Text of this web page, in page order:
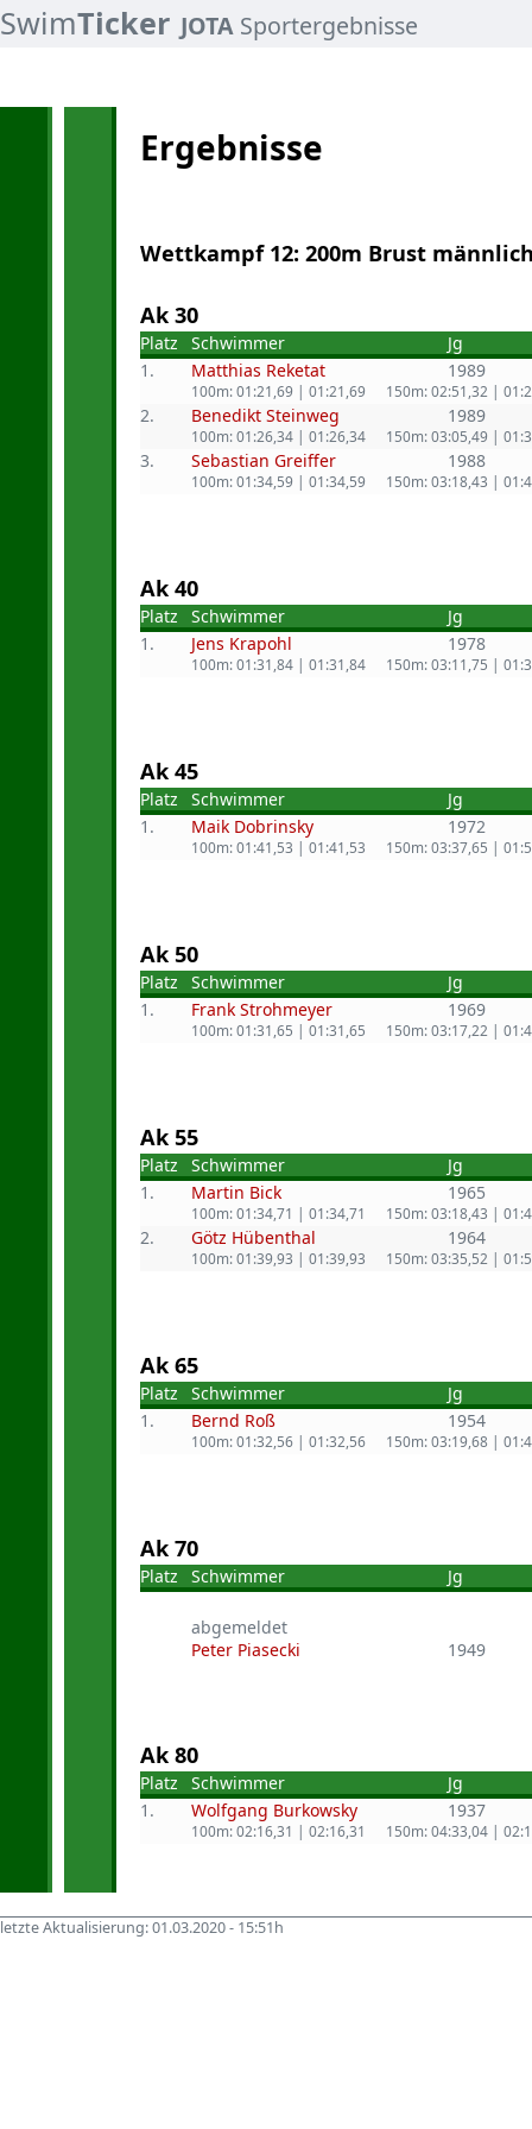
SwimTicker JOTA Sportergebnisse
Ergebnisse
Wettkampf 12: 200m Brust
Ak 30
Platz Schwimmer
Jg
1.
Matthias Reketat 1989
100m: 01:21,69 | 01:21,69 150m: 02:51,32 |
2. Benedikt Steinweg 1989
100m: 01:26,34 | 01:26,34 150m: 03:05,49 |
3. Sebastian Greiffer 1988
100m: 01:34,59 | 01:34,59 150m: 03:18,43 |
Ak 40
Platz Schwimmer
Jg
1.
Jens Krapohl 1978
100m: 01:31,84 | 01:31,84 150m: 03:11,75 |
Ak 45
Platz Schwimmer
Jg
1.
Maik Dobrinsky 1972
100m: 01:41,53 | 01:41,53 150m: 03:37,65 |
Ak 50
Platz Schwimmer
Jg
1.
Frank Strohmeyer 1969
100m: 01:31,65 | 01:31,65 150m: 03:17,22 |
Ak 55
Platz Schwimmer
Jg
1.
Martin Bick 1965
100m: 01:34,71 | 01:34,71 150m: 03:18,43 |
2. Götz Hübenthal 1964
100m: 01:39,93 | 01:39,93 150m: 03:35,52 |
Ak 65
Platz Schwimmer
Jg
1.
Bernd Roß 1954
100m: 01:32,56 | 01:32,56 150m: 03:19,68 |
Ak 70
Platz Schwimmer Jg
abgemeldet
Peter Piasecki
1949
Ak 80
Platz Schwimmer
Jg
1.
Wolfgang Burkowsky 1937
100m: 02:16,31 | 02:16,31 150m: 04:33,04 |
letzte Aktualisierung: 01.03.2020 - 15:51h